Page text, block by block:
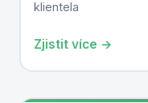
klientela
Zjistit více →